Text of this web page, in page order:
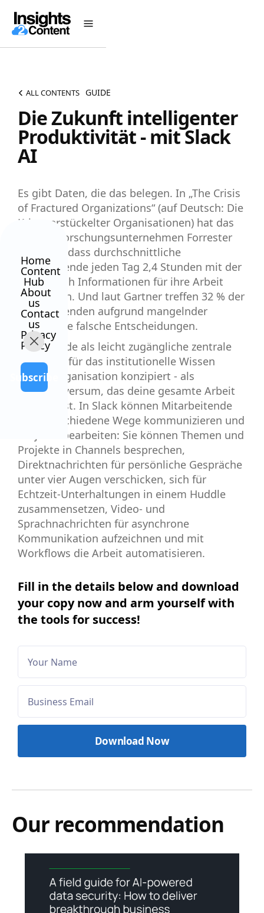
Home
Content
Hub
About
us
Contact
us
Privacy
Policy
Subscribe
ALL CONTENTS GUIDE
Die Zukunft intelligenter
Produktivität - mit Slack
AI
Es gibt Daten, die das belegen. In „The Crisis
of Fractured Organizations“ (auf Deutsch: Die
Krise zerstückelter Organisationen) hat das
globale Forschungsunternehmen Forrester
ermittelt, dass durchschnittliche
Mitarbeitende jeden Tag 2,4 Stunden mit der
Suche nach Informationen für ihre Arbeit
verbringen. Und laut Gartner treffen 32 % der
Mitarbeitenden aufgrund mangelnder
Kenntnisse falsche Entscheidungen.
Slack wurde als leicht zugängliche zentrale
Plattform für das institutionelle Wissen
deiner Organisation konzipiert - als
Datenuniversum, das deine gesamte Arbeit
beeinflusst. In Slack können Mitarbeitende
über verschiedene Wege kommunizieren und
Projekte bearbeiten: Sie können Themen und
Projekte in Channels besprechen,
Direktnachrichten für persönliche Gespräche
unter vier Augen verschicken, sich für
Echtzeit-Unterhaltungen in einem Huddle
zusammensetzen, Video- und
Sprachnachrichten für asynchrone
Kommunikation aufzeichnen und mit
Workflows die Arbeit automatisieren.
Fill in the details below and download
your copy now and arm yourself with
the tools for success!
Our recommendation